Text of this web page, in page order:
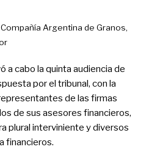
Compañía Argentina de Granos,
a cabo la quinta audiencia de
por el tribunal, con la
de las firmas
de sus asesores financieros,
plural interviniente y diversos
financieros.